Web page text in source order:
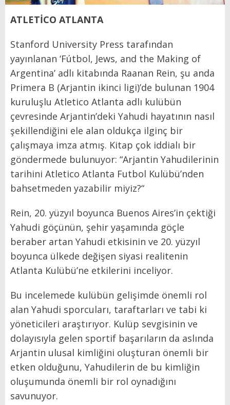
ATLETİCO ATLANTA
Stanford University Press tarafından
yayınlanan ‘Fútbol, Jews, and the Making of
Argentina’ adlı kitabında Raanan Rein, şu anda
Primera B (Arjantin ikinci ligi)’de bulunan 1904
kuruluşlu Atletico Atlanta adlı kulübün
çevresinde Arjantin’deki Yahudi hayatının nasıl
şekillendiğini ele alan oldukça ilginç bir
çalışmaya imza atmış. Kitap çok iddialı bir
göndermede bulunuyor: “Arjantin Yahudilerinin
tarihini Atletico Atlanta Futbol Kulübü’nden
bahsetmeden yazabilir miyiz?“
Rein, 20. yüzyıl boyunca Buenos Aires’in çektiği
Yahudi göçünün, şehir yaşamında göçle
beraber artan Yahudi etkisinin ve 20. yüzyıl
boyunca ülkede değişen siyasi realitenin
Atlanta Kulübü’ne etkilerini inceliyor.
Bu incelemede kulübün gelişimde önemli rol
alan Yahudi sporcuları, taraftarları ve tabi ki
yöneticileri araştırıyor. Kulüp sevgisinin ve
dolayısıyla gelen sportif başarıların da aslında
Arjantin ulusal kimliğini oluşturan önemli bir
etken olduğunu, Yahudilerin de bu kimliğin
oluşumunda önemli bir rol oynadığını
savunuyor.